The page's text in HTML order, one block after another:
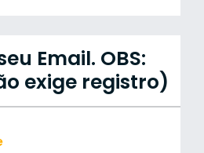
Email. OBS:
exige registro)